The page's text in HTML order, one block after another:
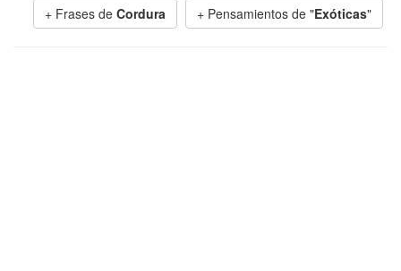
+ Frases de Cordura + Pensamientos de "Exóticas"